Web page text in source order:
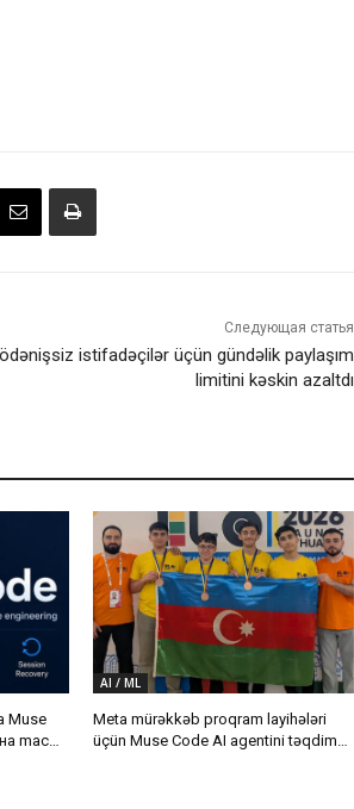
Следующая статья
istifadəçilər üçün gündəlik paylaşım
limitini kəskin azaltdı
Muse
macOS
AI / ML
Meta mürəkkəb proqram layihələri
üçün Muse Code AI agentini təqdim